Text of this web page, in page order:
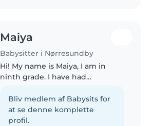
Maiya
Babysitter i Nørresundby
Hi! My name is Maiya, I am in
ninth grade. I have had
for around 2 years , for family and
friends. I have taken care of both
tumblers and kindergarten..
Bliv medlem af Babysits for
at se denne komplette
profil.